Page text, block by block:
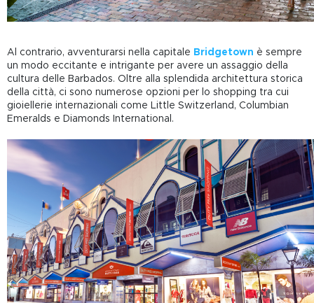
Al contrario, avventurarsi nella capitale Bridgetown è sempre
un modo eccitante e intrigante per avere un assaggio della
cultura delle Barbados. Oltre alla splendida architettura storica
della città, ci sono numerose opzioni per lo shopping tra cui
gioiellerie internazionali come Little Switzerland, Columbian
Emeralds e Diamonds International.